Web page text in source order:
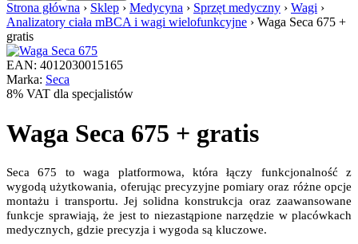
Strona główna › Sklep › Medycyna › Sprzęt medyczny › Wagi ›
Analizatory ciała mBCA i wagi wielofunkcyjne › Waga Seca 675 +
gratis
EAN: 4012030015165
Marka: Seca
8% VAT dla specjalistów
Waga Seca 675 + gratis
Seca 675 to waga platformowa, która łączy funkcjonalność z
wygodą użytkowania, oferując precyzyjne pomiary oraz różne opcje
montażu i transportu. Jej solidna konstrukcja oraz zaawansowane
funkcje sprawiają, że jest to niezastąpione narzędzie w placówkach
medycznych, gdzie precyzja i wygoda są kluczowe.